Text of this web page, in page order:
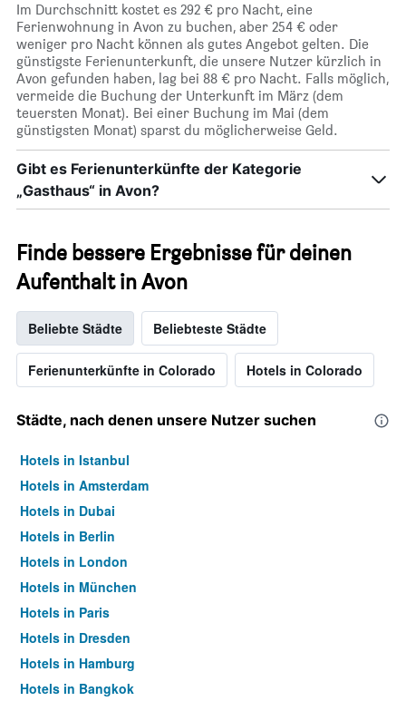
Im Durchschnitt kostet es 292 € pro Nacht, eine
Ferienwohnung in Avon zu buchen, aber 254 € oder
weniger pro Nacht können als gutes Angebot gelten. Die
günstigste Ferienunterkunft, die unsere Nutzer kürzlich in
Avon gefunden haben, lag bei 88 € pro Nacht. Falls möglich,
vermeide die Buchung der Unterkunft im März (dem
teuersten Monat). Bei einer Buchung im Mai (dem
günstigsten Monat) sparst du möglicherweise Geld.
Gibt es Ferienunterkünfte der Kategorie
„Gasthaus“ in Avon?
Finde bessere Ergebnisse für deinen
Aufenthalt in Avon
Beliebte Städte Beliebteste Städte
Ferienunterkünfte in Colorado Hotels in Colorado
Städte, nach denen unsere Nutzer suchen
Hotels in Istanbul
Hotels in Amsterdam
Hotels in Dubai
Hotels in Berlin
Hotels in London
Hotels in München
Hotels in Paris
Hotels in Dresden
Hotels in Hamburg
Hotels in Bangkok